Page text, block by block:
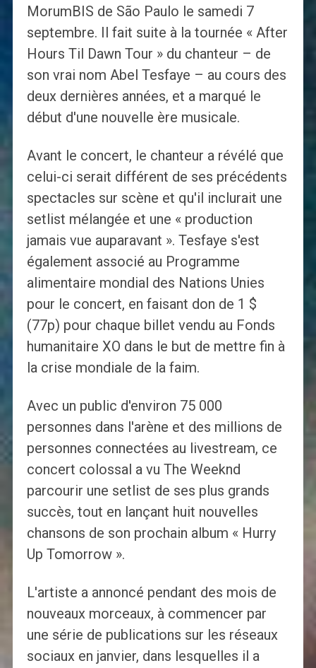
MorumBIS de São Paulo le samedi 7
septembre. Il fait suite à la tournée « After
Hours Til Dawn Tour » du chanteur – de
son vrai nom Abel Tesfaye – au cours des
deux dernières années, et a marqué le
début d'une nouvelle ère musicale.
Avant le concert, le chanteur a révélé que
celui-ci serait différent de ses précédents
spectacles sur scène et qu'il inclurait une
setlist mélangée et une « production
jamais vue auparavant ». Tesfaye s'est
également associé au Programme
alimentaire mondial des Nations Unies
pour le concert, en faisant don de 1 $
(77p) pour chaque billet vendu au Fonds
humanitaire XO dans le but de mettre fin à
la crise mondiale de la faim.
Avec un public d'environ 75 000
personnes dans l'arène et des millions de
personnes connectées au livestream, ce
concert colossal a vu The Weeknd
parcourir une setlist de ses plus grands
succès, tout en lançant huit nouvelles
chansons de son prochain album « Hurry
Up Tomorrow ».
L'artiste a annoncé pendant des mois de
nouveaux morceaux, à commencer par
une série de publications sur les réseaux
sociaux en janvier, dans lesquelles il a